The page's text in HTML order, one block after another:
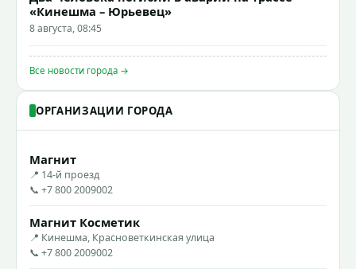
«Кинешма – Юрьевец»
8 августа, 08:45
Все новости города →
ОРГАНИЗАЦИИ ГОРОДА
Магнит
📍 14-й проезд
📞 +7 800 2009002
Магнит Косметик
📍 Кинешма, Красноветкинская улица
📞 +7 800 2009002